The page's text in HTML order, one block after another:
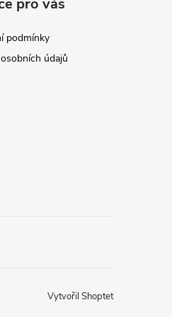
pro vás
podmínky
údajů
Vytvořil Shoptet